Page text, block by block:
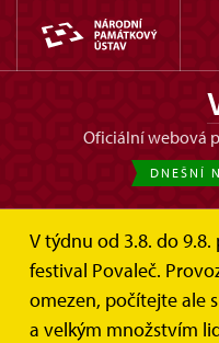
oficiální webová
DNEŠNÍ
V týdnu od 3.8. do
festival Povaleč.
omezen, počítejte ale
a velkým množstvím
Valeč
Online vstupenky
Dárkové poukazy
Dárkové